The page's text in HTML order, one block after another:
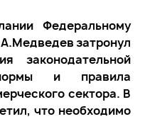
Федеральному
затронул
законодательной
и правила
сектора. В
что необходимо